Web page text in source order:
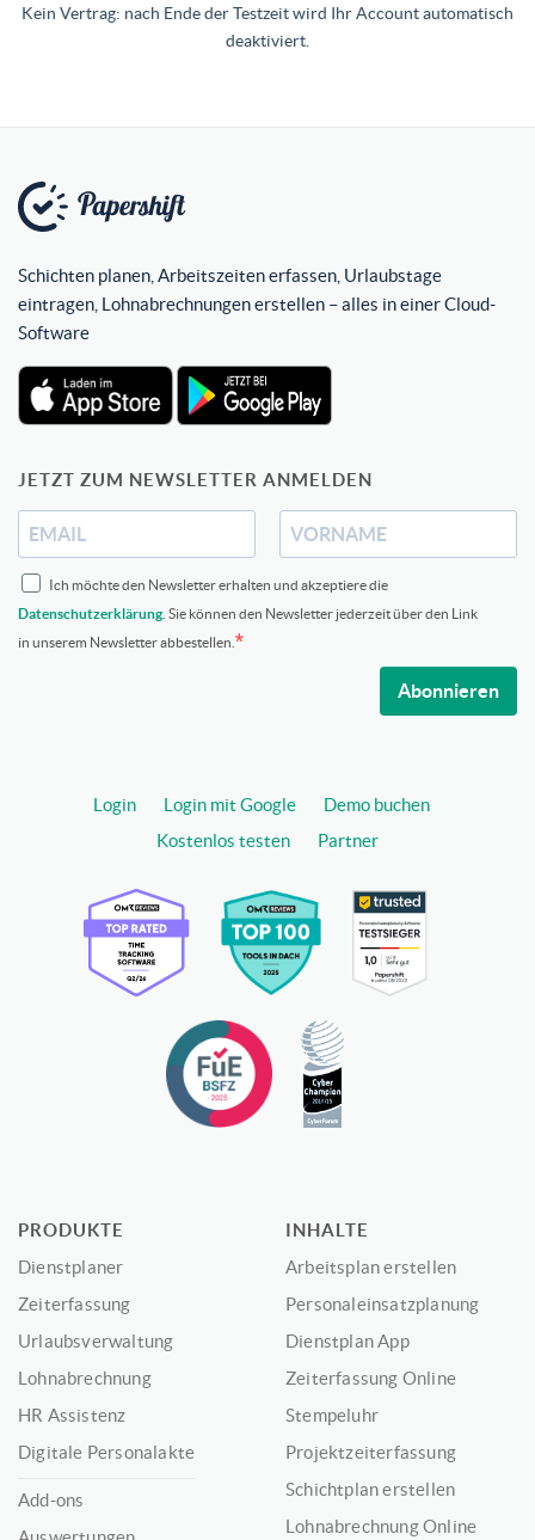
Kein Vertrag: nach Ende der Testzeit wird Ihr Account automatisch
deaktiviert.
Schichten planen, Arbeitszeiten erfassen, Urlaubstage
eintragen, Lohnabrechnungen erstellen – alles in einer Cloud-
Software
JETZT ZUM NEWSLETTER ANMELDEN
Ich möchte den Newsletter erhalten und akzeptiere die
Datenschutzerklärung . Sie können den Newsletter jederzeit über den Link
in unserem Newsletter abbestellen.
Abonnieren
Login Login mit Google
Demo buchen
Kostenlos testen
Partner
PRODUKTE
Dienstplaner
Zeiterfassung
Urlaubsverwaltung
Lohnabrechnung
HR Assistenz
Digitale Personalakte
Add-ons
INHALTE
Arbeitsplan erstellen
Personaleinsatzplanung
Dienstplan App
Zeiterfassung Online
Stempeluhr
Projektzeiterfassung
Schichtplan erstellen
Lohnabrechnung Online